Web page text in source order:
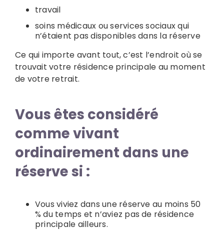
travail
soins médicaux ou services sociaux qui
n’étaient pas disponibles dans la réserve
Ce qui importe avant tout, c’est l’endroit où se
trouvait votre résidence principale au moment
de votre retrait.
Vous êtes considéré
comme vivant
ordinairement dans une
réserve si :
Vous viviez dans une réserve au moins 50
% du temps et n’aviez pas de résidence
principale ailleurs.